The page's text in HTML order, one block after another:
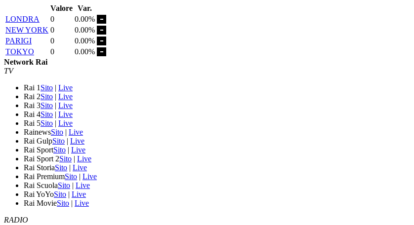
Valore Var.
LONDRA
0
0.00%
NEW YORK 0
0.00%
PARIGI
0
0.00%
TOKYO
0
0.00%
Network Rai
TV
Rai 1 Sito | Live
Rai 2Sito | Live
Rai 3Sito | Live
Rai 4Sito | Live
Rai 5Sito | Live
RainewsSito | Live
Rai GulpSito | Live
Rai SportSito | Live
Rai Sport 2Sito | Live
Rai StoriaSito | Live
Rai PremiumSito | Live
Rai ScuolaSito | Live
Rai YoYoSito | Live
Rai MovieSito | Live
RADIO